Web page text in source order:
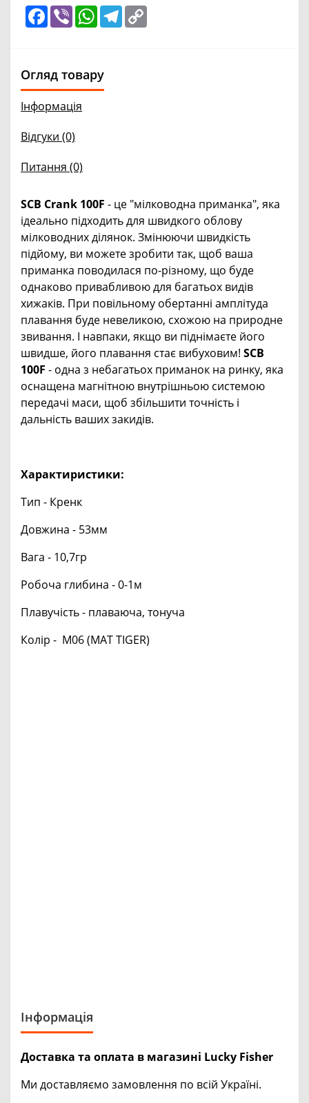
Facebook
Viber WhatsApp
Telegram
Огляд товару
Інформація
Відгуки (0)
Питання (0)
SCB Crank 100F - це "мілководна приманка", яка
ідеально підходить для швидкого облову
мілководних ділянок. Змінюючи швидкість
підйому, ви можете зробити так, щоб ваша
приманка поводилася по-різному, що буде
однаково привабливою для багатьох видів
хижаків. При повільному обертанні амплітуда
плавання буде невеликою, схожою на природне
звивання. І навпаки, якщо ви піднімаєте його
швидше, його плавання стає вибуховим! SCB
100F - одна з небагатьох приманок на ринку, яка
оснащена магнітною внутрішньою системою
передачі маси, щоб збільшити точність і
дальність ваших закидів.
Характиристики:
Тип - Кренк
Довжина - 53мм
Вага - 10,7гр
Робоча глибина - 0-1м
Плавучість - плаваюча, тонуча
Колір - M06 (MAT TIGER)
Інформація
Доставка та оплата в магазині Lucky Fisher
Ми доставляємо замовлення по всій Україні.